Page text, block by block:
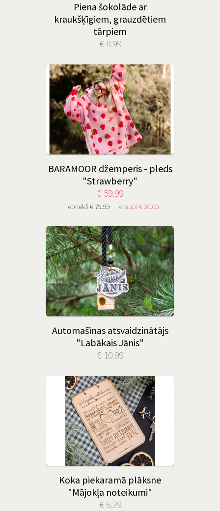
Piena šokolāde ar
kraukšķīgiem, grauzdētiem
tārpiem
€ 8.99
BARAMOOR džemperis - pleds
"Strawberry"
€ 59.99
iepriekš € 79.99 ietaupi € 20.00
Automašīnas atsvaidzinātājs
"Labākais Jānis"
€ 10.99
Koka piekaramā plāksne
"Mājokļa noteikumi"
€ 6.29